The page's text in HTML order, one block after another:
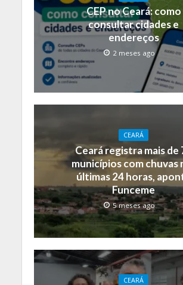
CEP no Ceará: como
consultar cidades e
endereços
2 meses ago
CEARÁ
Ceará registra mais de
municípios com chuvas
últimas 24 horas,
Funceme
5 meses ago
CEARÁ